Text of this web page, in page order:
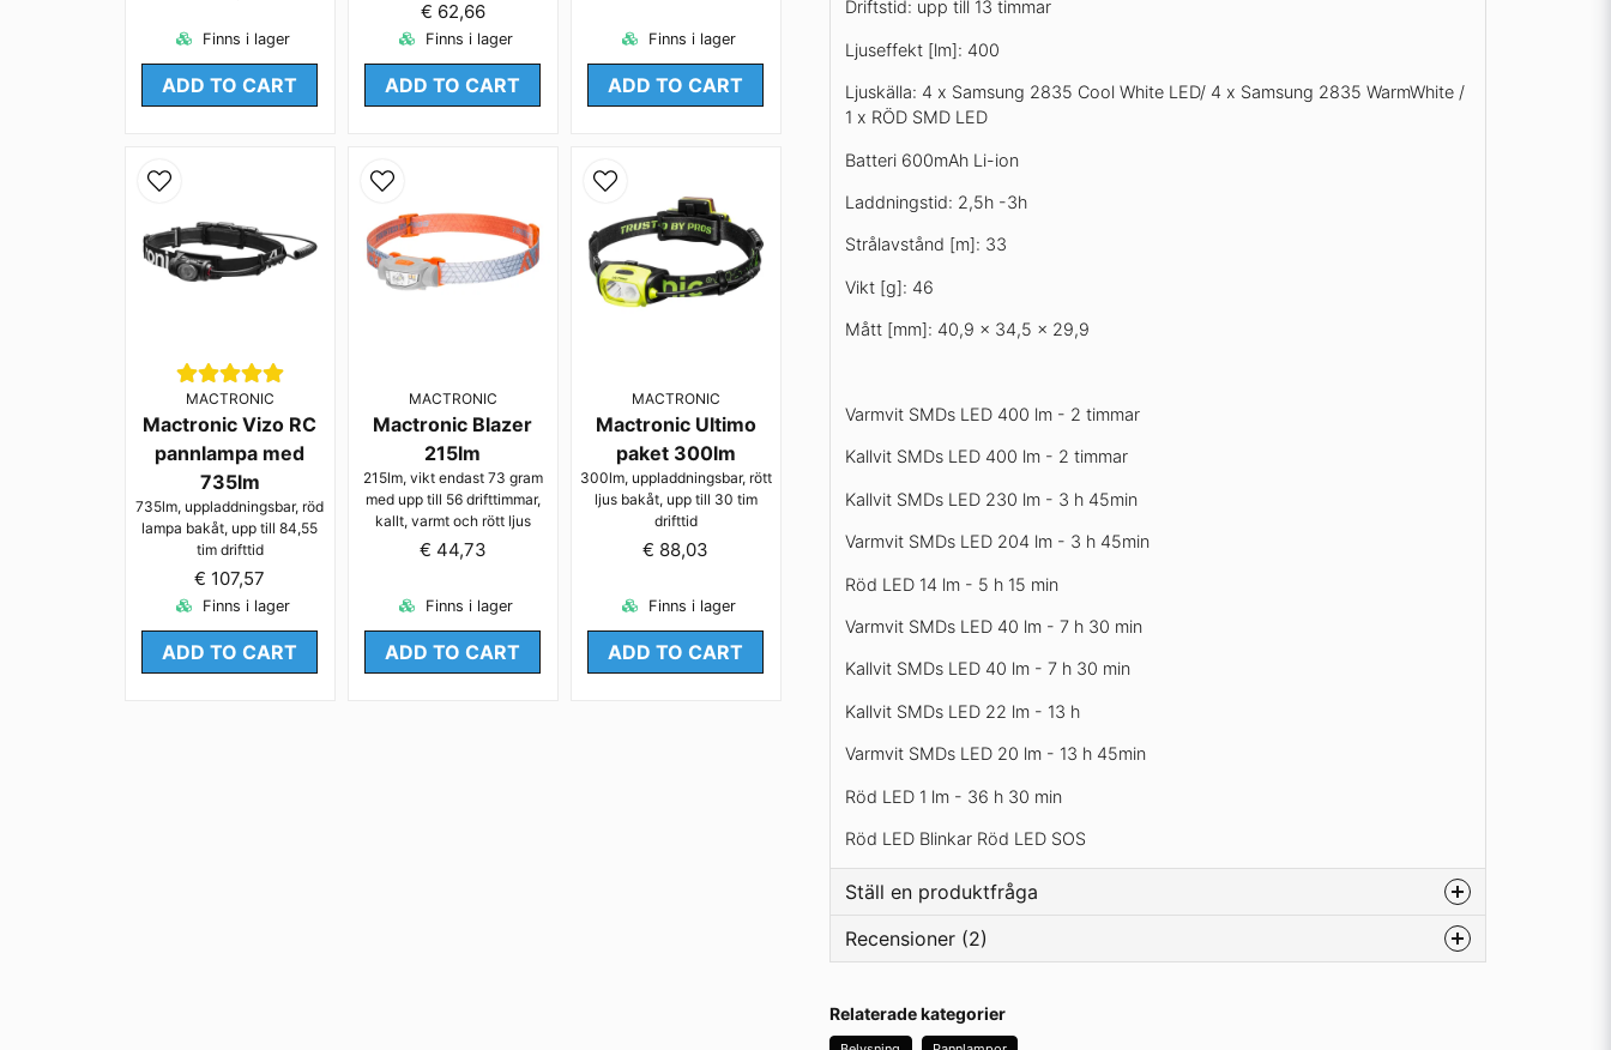
Finns i lager
ADD TO CART
€ 62,66
Finns i lager
ADD TO CART
Finns i lager
ADD TO CART
MACTRONIC
Mactronic Vizo RC
pannlampa med
735lm
735lm, uppladdningsbar, röd
lampa bakåt, upp till 84,55
tim drifttid
€ 107,57
Finns i lager
ADD TO CART
MACTRONIC
Mactronic Blazer
215lm
215lm, vikt endast 73 gram
med upp till 56 drifttimmar,
kallt, varmt och rött ljus
€ 44,73
Finns i lager
ADD TO CART
MACTRONIC
Mactronic Ultimo
paket 300lm
300lm, uppladdningsbar, rött
ljus bakåt, upp till 30 tim
drifttid
€ 88,03
Finns i lager
ADD TO CART
Driftstid: upp till 13 timmar
Ljuseffekt [lm]: 400
Ljuskälla: 4 x Samsung 2835 Cool White LED/ 4 x Samsung 2835 WarmWhite /
1 x RÖD SMD LED
Batteri 600mAh Li-ion
Laddningstid: 2,5h -3h
Strålavstånd [m]: 33
Vikt [g]: 46
Mått [mm]: 40,9 x 34,5 x 29,9
Varmvit SMDs LED 400 lm - 2 timmar
Kallvit SMDs LED 400 lm - 2 timmar
Kallvit SMDs LED 230 lm - 3 h 45min
Varmvit SMDs LED 204 lm - 3 h 45min
Röd LED 14 lm - 5 h 15 min
Varmvit SMDs LED 40 lm - 7 h 30 min
Kallvit SMDs LED 40 lm - 7 h 30 min
Kallvit SMDs LED 22 lm - 13 h
Varmvit SMDs LED 20 lm - 13 h 45min
Röd LED 1 lm - 36 h 30 min
Röd LED Blinkar Röd LED SOS
Ställ en produktfråga
question
Fråga oss något om denna produkten...
Recensioner (2)
Tommy
Relaterade kategorier